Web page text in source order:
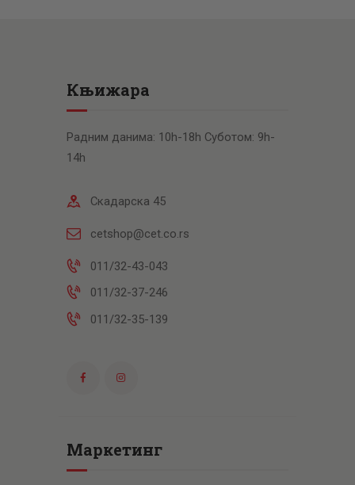
Књижара
Радним данима: 10h-18h Суботом: 9h-
14h
Скадарска 45
cetshop@cet.co.rs
011/32-43-043
011/32-37-246
011/32-35-139
Маркетинг